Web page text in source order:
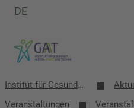
DE
Institut für Gesundheit, Altern, Arbeit und Technik (GAT)
Veranstaltungen